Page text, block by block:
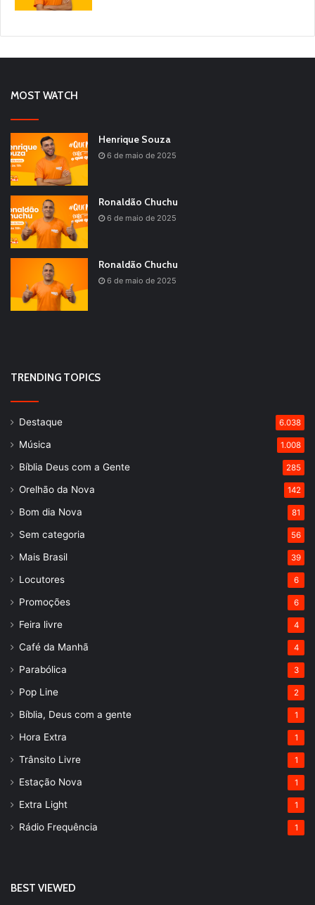
MOST WATCH
Henrique Souza
6 de maio de 2025
Ronaldão Chuchu
6 de maio de 2025
Ronaldão Chuchu
6 de maio de 2025
TRENDING TOPICS
Destaque 6.038
Música 1.008
Bíblia Deus com a Gente 285
Orelhão da Nova 142
Bom dia Nova 81
Sem categoria 56
Mais Brasil 39
Locutores 6
Promoções 6
Feira livre 4
Café da Manhã 4
Parabólica 3
Pop Line 2
Bíblia, Deus com a gente 1
Hora Extra 1
Trânsito Livre 1
Estação Nova 1
Extra Light 1
Rádio Frequência 1
BEST VIEWED